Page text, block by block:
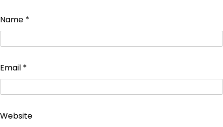
Name *
Email *
Website